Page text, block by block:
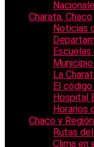
Charata, Chaco
Noticias
Escuelas
La
El
Hospital
Horarios
Chaco y Región
Rutas
Clima en